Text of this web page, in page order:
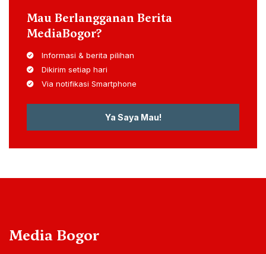
Mau Berlangganan Berita
MediaBogor?
Informasi & berita pilihan
Dikirim setiap hari
Via notifikasi Smartphone
Ya Saya Mau!
Media Bogor